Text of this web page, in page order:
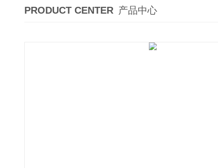
PRODUCT CENTER 产品中心